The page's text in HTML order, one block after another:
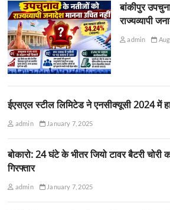
बांकीपुर
राज्यव्यापी
admin
ईएसएल स्टील लिमिटेड ने एनसीक्यूसी 2024 में
admin January 7, 2025
बोकारो: 24 घंटे के भीतर जियो टावर बैटरी चोरी
गिरफ्तार
admin January 7, 2025